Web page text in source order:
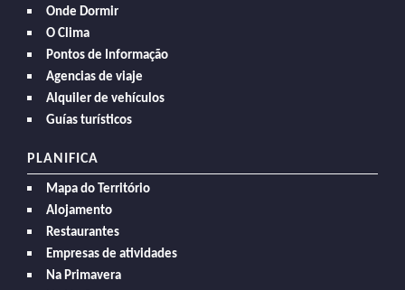
Onde Dormir
O Clima
Pontos de Informação
Agencias de viaje
Alquiler de vehículos
Guías turísticos
PLANIFICA
Mapa do Território
Alojamento
Restaurantes
Empresas de atividades
Na Primavera